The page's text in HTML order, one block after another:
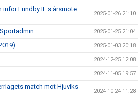
Lundby IF:s årsmöte
2025-01-26 21:10
2025-01-25 21:04
2025-01-03 20:18
2024-12-25 12:08
2024-11-05 19:57
match mot Hjuviks
2024-10-24 11:28